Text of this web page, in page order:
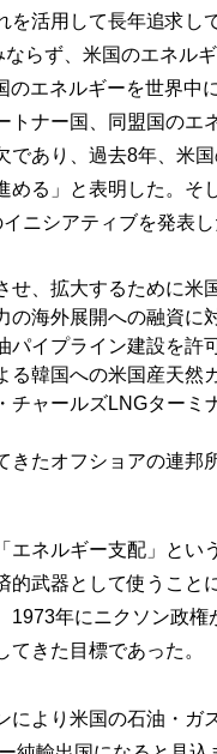
を活用して長年追求し
らず、米国のエネル
のエネルギーを世界中
トナー国、同盟国のエ
であり、過去8年、米
める」と表明した。そ
ニシアティブを発表し
せ、拡大するために米
の海外展開への融資に
パイプライン建設を許
る韓国への米国産天然
チャールズLNGターミ
きたオフショアの連邦
エネルギー支配」とい
的武器として使うこと
1973年にニクソン政
きた目標であった。
により米国の石油・ガ